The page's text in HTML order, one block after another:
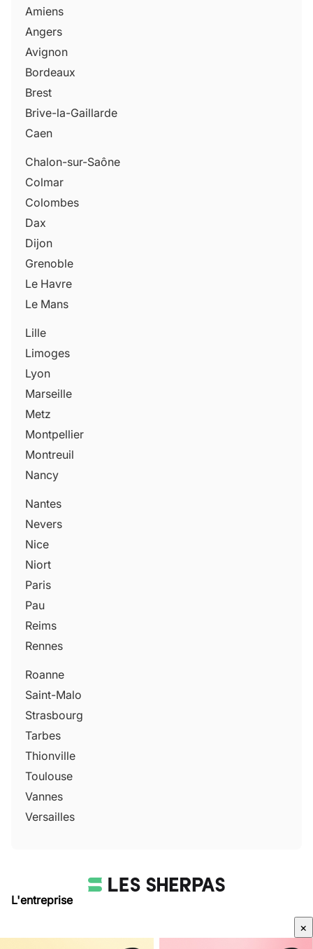
×
Amiens
Angers
Avignon
Bordeaux
Brest
Brive-la-Gaillarde
Caen
Chalon-sur-Saône
Colmar
Colombes
Dax
Dijon
Grenoble
Le Havre
Le Mans
Lille
Limoges
Lyon
Marseille
Metz
Montpellier
Montreuil
Nancy
Nantes
Nevers
Nice
Niort
Paris
Pau
Reims
Rennes
Roanne
Saint-Malo
Strasbourg
Tarbes
Thionville
Toulouse
Vannes
Versailles
L'entreprise